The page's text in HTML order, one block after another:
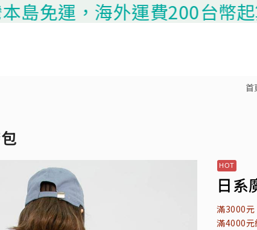
，海外運費200台幣起算，請
首
日系
滿3000
滿4000元